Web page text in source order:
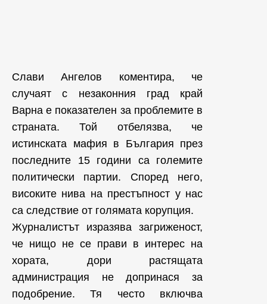
Слави Ангелов коментира, че
случаят с незаконния град край
Варна е показателен за проблемите в
страната. Той отбелязва, че
истинската мафия в България през
последните 15 години са големите
политически партии. Според него,
високите нива на престъпност у нас
са следствие от голямата корупция.
Журналистът изразява загриженост,
че нищо не се прави в интерес на
хората, дори растящата
администрация не допринася за
подобрение. Тя често включва